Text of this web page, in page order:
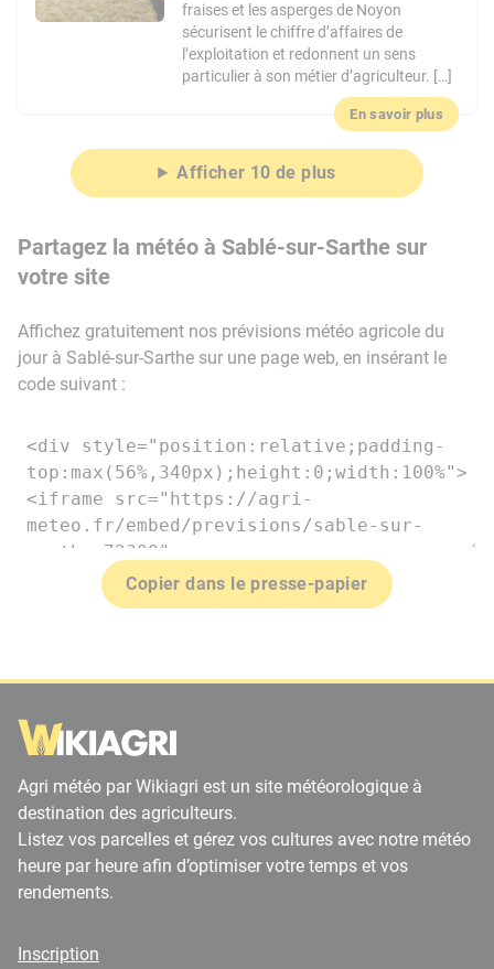
fraises et les asperges de Noyon
sécurisent le chiffre d’affaires de
l’exploitation et redonnent un sens
particulier à son métier d’agriculteur. […]
En savoir plus
Afficher 10 de plus
Partagez la météo à Sablé-sur-Sarthe sur
votre site
Affichez gratuitement nos prévisions météo agricole du
jour à Sablé-sur-Sarthe sur une page web, en insérant le
code suivant :
Copier dans le presse-papier
Agri météo par Wikiagri est un site météorologique à
destination des agriculteurs.
Listez vos parcelles et gérez vos cultures avec notre météo
heure par heure afin d’optimiser votre temps et vos
rendements.
Inscription